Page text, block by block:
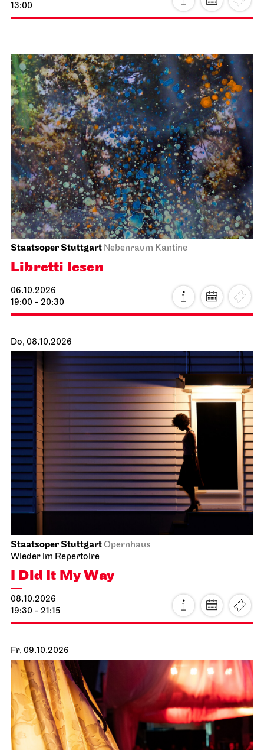
13:00
Staatsoper Stuttgart Nebenraum Kantine
Libretti lesen
06.10.2026
19:00 - 20:30
Do, 08.10.2026
Staatsoper StuttgartOpernhaus
Wieder im Repertoire
I Did It My Way
08.10.2026
19:30 - 21:15
Fr, 09.10.2026